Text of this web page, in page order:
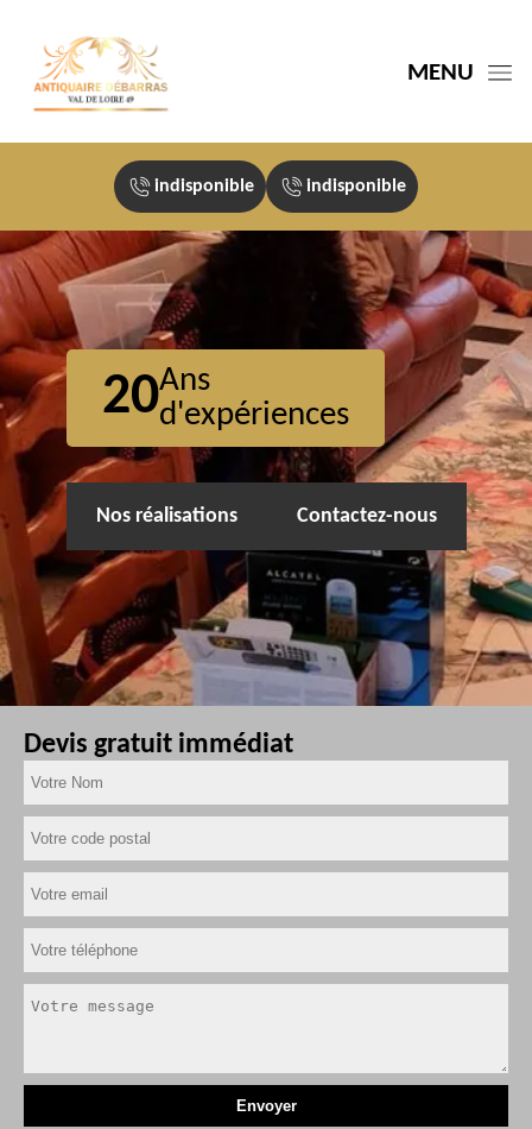
MENU
indisponible indisponible
20Ans
d'expériences
Nos réalisations Contactez-nous
Devis gratuit immédiat